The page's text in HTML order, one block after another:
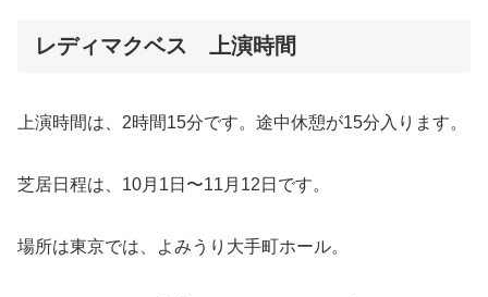
レディマクベス 上演時間
上演時間は、2時間15分です。途中休憩が15分入ります。
芝居日程は、10月1日〜11月12日です。
場所は東京では、よみうり大手町ホール。